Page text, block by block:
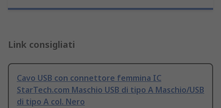
Link consigliati
Cavo USB con connettore femmina IC
StarTech.com Maschio USB di tipo A Maschio/USB
di tipo A col. Nero